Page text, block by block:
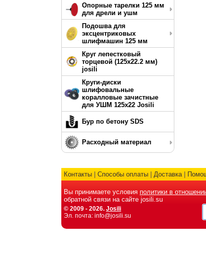
Опорные тарелки 125 мм
для дрели и ушм
Подошва для
эксцентриковых
шлифмашин 125 мм
Круг лепестковый
торцевой (125х22.2 мм)
josili
Круги-диски
шлифовальные
коралловые зачистные
для УШМ 125х22 Josili
Бур по бетону SDS
Расходный материал
Контакты Способы оплаты Доставка|
Вы принимаете условия политики в
обратной связи на сайте josili.su
© 2009 - 2026. Josili
Эл. почта: info@josili.su